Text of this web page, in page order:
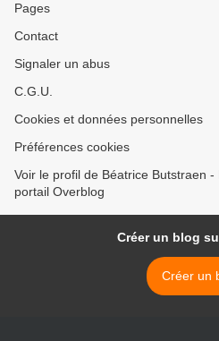
Pages
Contact
Signaler un abus
C.G.U.
Cookies et données personnelles
Préférences cookies
Voir le profil de Béatrice Butstraen
portail Overblog
Créer un blog
Créer un